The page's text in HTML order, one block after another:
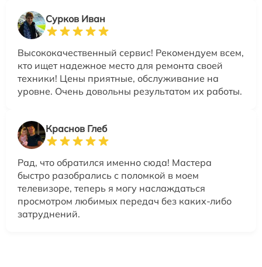
Сурков Иван
Высококачественный сервис! Рекомендуем всем,
кто ищет надежное место для ремонта своей
техники! Цены приятные, обслуживание на
уровне. Очень довольны результатом их работы.
Краснов Глеб
Рад, что обратился именно сюда! Мастера
быстро разобрались с поломкой в моем
телевизоре, теперь я могу наслаждаться
просмотром любимых передач без каких-либо
затруднений.